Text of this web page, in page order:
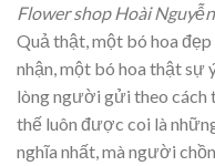
Flower shop Hoài
Quả thật, một bó hoa
nhận, một bó hoa thật sự
lòng người gửi theo cách
thế luôn được coi là
nghĩa nhất, mà người